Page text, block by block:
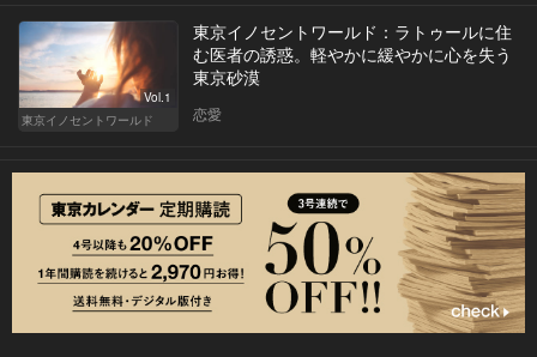
Vol.1
東京イノセントワールド
東京イノセントワールド：ラトゥールに住
む医者の誘惑。軽やかに緩やかに心を失う
東京砂漠
恋愛